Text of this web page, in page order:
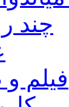
چند
فیلم